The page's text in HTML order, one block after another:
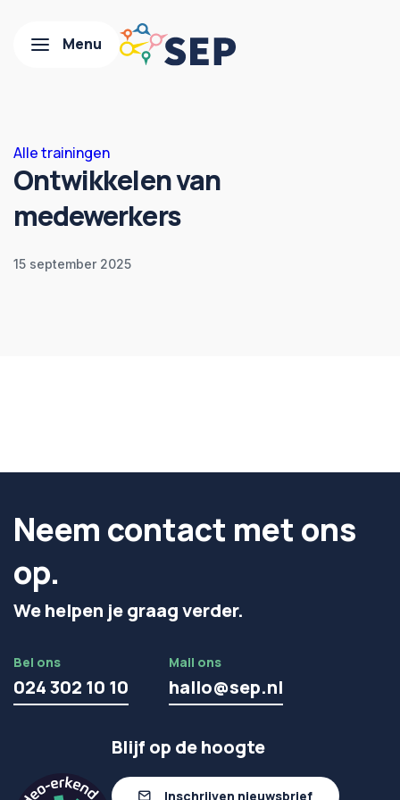
Alle trainingen
Ontwikkelen van
medewerkers
15 september 2025
Neem contact met ons
op.
We helpen je graag verder.
Bel ons
024 302 10 10
Mail ons
hallo@sep.nl
Blijf op de hoogte
Inschrijven nieuwsbrief